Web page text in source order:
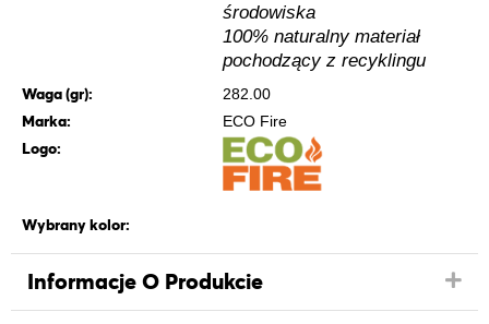
środowiska
100% naturalny materiał
pochodzący z recyklingu
Waga (gr): 282.00
Marka: ECO Fire
Logo:
Wybrany kolor:
Informacje O Produkcie